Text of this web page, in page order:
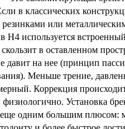
в классических
резинками или
H4 используется
в оставленном
давит на нее (принцип
Меньше трение,
Коррекция
Установка
еще одним большим плюсом: